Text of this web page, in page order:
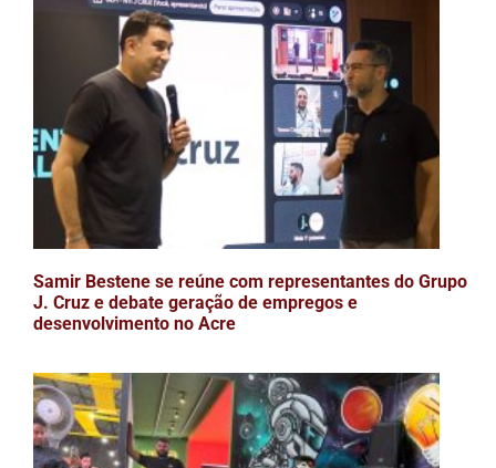
Samir Bestene se reúne com representantes do Grupo
J. Cruz e debate geração de empregos e
desenvolvimento no Acre